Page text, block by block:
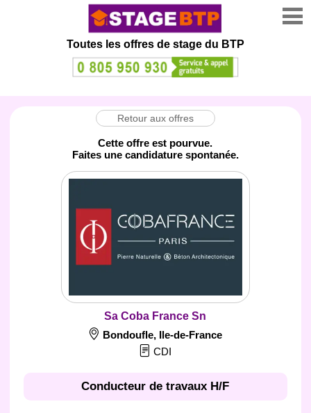
Toutes les offres de stage du BTP
Retour aux offres
Cette offre est pourvue.
Faites une candidature spontanée.
Sa Coba France Sn
Bondoufle, Ile-de-France
CDI
Conducteur de travaux H/F